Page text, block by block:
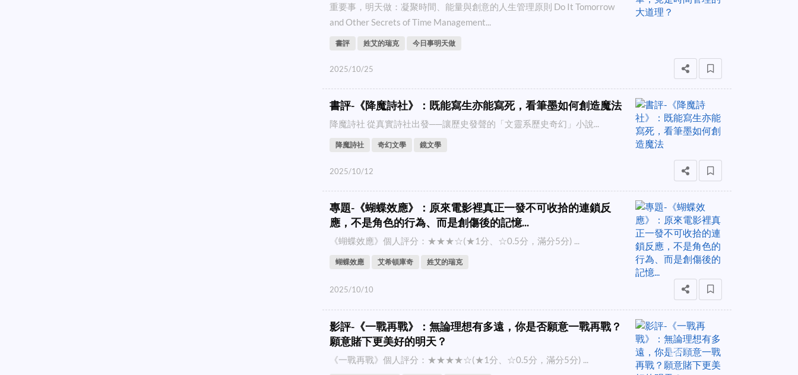
重要事，明天做：凝聚時間、能量與創意的人生管理原則 Do It Tomorrow
and Other Secrets of Time Management...
書評 姓艾的瑞克 今日事明天做
2025/10/25
書評-《降魔詩社》：既能寫生亦能寫死，看筆墨如何創造魔法
降魔詩社 從真實詩社出發──讓歷史發聲的「文靈系歷史奇幻」小說...
降魔詩社 奇幻文學 鏡文學
2025/10/12
專題-《蝴蝶效應》：原來電影裡真正一發不可收拾的連鎖反
應，不是角色的行為、而是創傷後的記憶...
《蝴蝶效應》個人評分：★★★☆(★1分、☆0.5分，滿分5分) ...
蝴蝶效應 艾希頓庫奇 姓艾的瑞克
2025/10/10
影評-《一戰再戰》：無論理想有多遠，你是否願意一戰再戰？
願意賭下更美好的明天？
《一戰再戰》個人評分：★★★★☆(★1分、☆0.5分，滿分5分) ...